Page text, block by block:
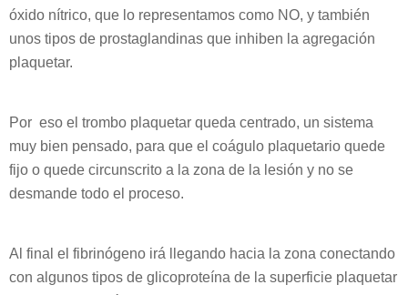
óxido nítrico, que lo representamos como NO, y también
unos tipos de prostaglandinas que inhiben la agregación
plaquetar.
Por eso el trombo plaquetar queda centrado, un sistema
muy bien pensado, para que el coágulo plaquetario quede
fijo o quede circunscrito a la zona de la lesión y no se
desmande todo el proceso.
Al final el fibrinógeno irá llegando hacia la zona conectando
con algunos tipos de glicoproteína de la superficie plaquetar